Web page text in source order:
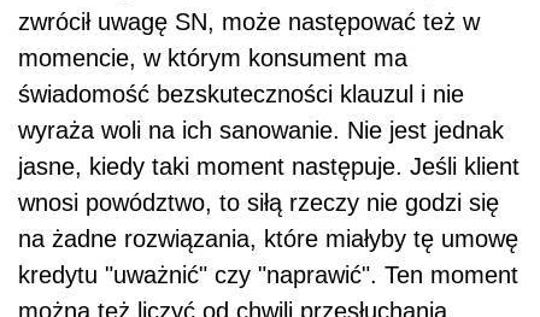
zwrócił uwagę SN, może następować też w
momencie, w którym konsument ma
świadomość bezskuteczności klauzul i nie
wyraża woli na ich sanowanie. Nie jest jednak
jasne, kiedy taki moment następuje. Jeśli klient
wnosi powództwo, to siłą rzeczy nie godzi się
na żadne rozwiązania, które miałyby tę umowę
kredytu "uważnić" czy "naprawić". Ten moment
można też liczyć od chwili przesłuchania